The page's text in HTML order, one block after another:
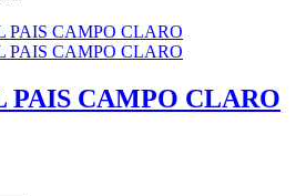
PAIS CAMPO CLARO